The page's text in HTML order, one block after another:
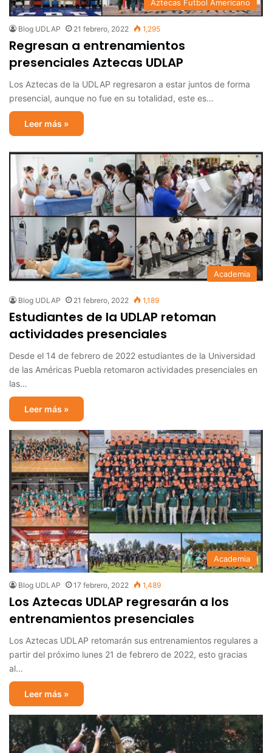
Aztecas Futbol Americano
Blog UDLAP 21 febrero, 2022 1,295
Regresan a entrenamientos
presenciales Aztecas UDLAP
Los Aztecas de la UDLAP regresaron a estar juntos de forma
presencial, aunque no fue en su totalidad, este es…
Leer más »
Academia
Blog UDLAP 21 febrero, 2022 1,189
Estudiantes de la UDLAP retoman
actividades presenciales
Desde el 14 de febrero de 2022 estudiantes de la Universidad
de las Américas Puebla retomaron actividades presenciales en
las…
Leer más »
Academia
Blog UDLAP 17 febrero, 2022 1,489
Los Aztecas UDLAP regresarán a los
entrenamientos presenciales
Los Aztecas UDLAP retomarán sus entrenamientos regulares a
partir del próximo lunes 21 de febrero de 2022, esto gracias
al…
Leer más »